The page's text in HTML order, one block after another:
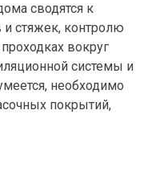
сводятся к
и стяжек, контролю
вокруг
системы и
необходимо
покрытий,